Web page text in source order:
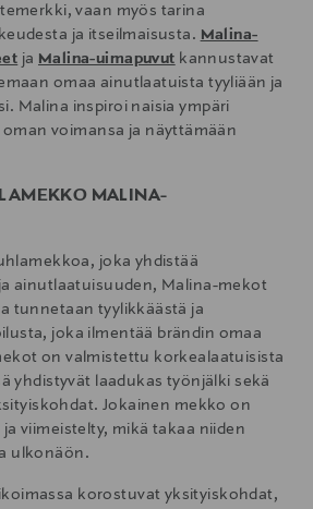
vaan myös tarina
ja itseilmaisusta. Malina-
ja Malina-uimapuvut kannustavat
omaa ainutlaatuista tyyliään ja
Malina inspiroi naisia ympäri
voimansa ja näyttämään
MALINA-
joka yhdistää
ainutlaatuisuuden, Malina-mekot
tunnetaan tyylikkäästä ja
joka ilmentää brändin omaa
on valmistettu korkealaatuisista
yhdistyvät laadukas työnjälki sekä
Jokainen mekko on
viimeistelty, mikä takaa niiden
ulkonäön.
korostuvat yksityiskohdat,